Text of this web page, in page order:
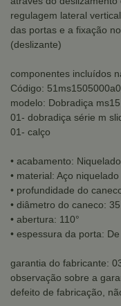
regulagem lateral
das portas e a fixação
(deslizante)
componentes incluídos
Código:
modelo: Dobradiça
01- dobradiça série m
01- calço
• acabamento: Niquelado
• material: Aço niquelado
• profundidade do
• diâmetro do caneco:
• abertura: 110°
• espessura da porta:
garantia do fabricante:
observação sobre a
defeito de fabricação,